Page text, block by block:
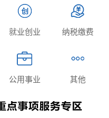
就业创业 纳税缴费
公用事业 其他